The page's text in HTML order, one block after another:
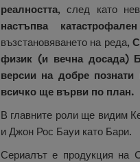
реалността, след като
настъпва
възстановяването на реда,
физик (и вечна досада)
версии на добре познати
всичко ще върви по план.
В главните роли ще видим
и Джон Рос Бауи като Бари.
Сериалът е продукция